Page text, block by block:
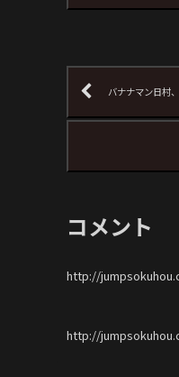
バナナマン日村
コメント
http://
http://